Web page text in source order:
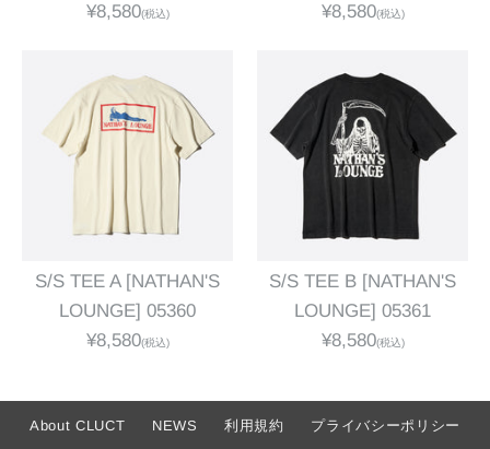
¥8,580(税込)
¥8,580(税込)
S/S TEE A [NATHAN'S
LOUNGE] 05360
¥8,580(税込)
S/S TEE B [NATHAN'S
LOUNGE] 05361
¥8,580(税込)
About CLUCT NEWS 利用規約 プライバシーポリシー